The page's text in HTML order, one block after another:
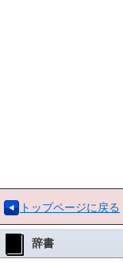
トップページに戻る
辞書